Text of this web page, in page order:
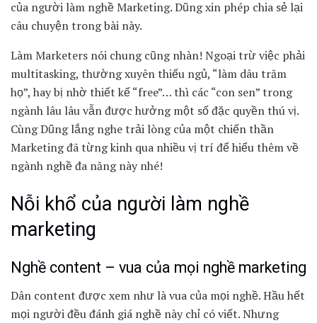
của người làm nghề Marketing. Dũng xin phép chia sẻ lại
câu chuyện trong bài này.
Làm Marketers nói chung cũng nhàn! Ngoại trừ việc phải
multitasking, thường xuyên thiếu ngủ, “làm dâu trăm
họ”, hay bị nhờ thiết kế “free”… thì các “con sen” trong
ngành lâu lâu vẫn được hưởng một số đặc quyền thú vị.
Cùng Dũng lắng nghe trải lòng của một chiến thần
Marketing đã từng kinh qua nhiều vị trí để hiểu thêm về
ngành nghề đa năng này nhé!
Nỗi khổ của người làm nghề
marketing
Nghề content – vua của mọi nghề marketing
Dân content được xem như là vua của mọi nghề. Hầu hết
mọi người đều đánh giá nghề này chỉ có viết. Nhưng